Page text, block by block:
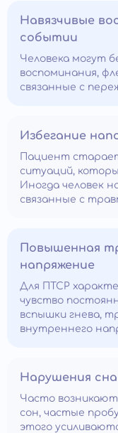
Навязчивые
событии
Человека могут
воспоминания,
связанные с
Избегание
Пациент
ситуаций,
Иногда человек
связанные с
Повышенная
напряжение
Для ПТСР
чувство
вспышки гнева,
внутреннего
Нарушения сна
Часто
сон, частые
этого